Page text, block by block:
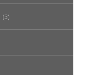
(3)